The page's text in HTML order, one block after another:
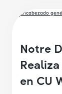
Notre
en CU